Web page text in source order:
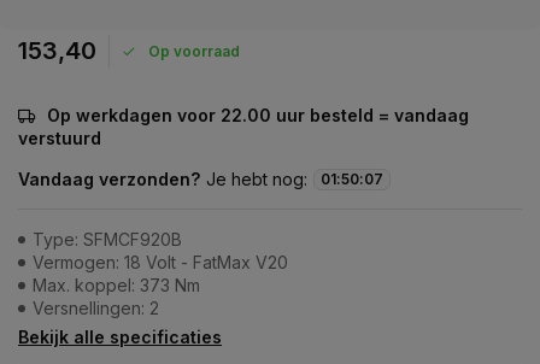
153,40 Op voorraad
Op werkdagen voor 22.00 uur besteld = vandaag
verstuurd
Vandaag verzonden? Je hebt nog: 01:50:07
Type: SFMCF920B
Vermogen: 18 Volt - FatMax V20
Max. koppel: 373 Nm
Versnellingen: 2
Bekijk alle specificaties